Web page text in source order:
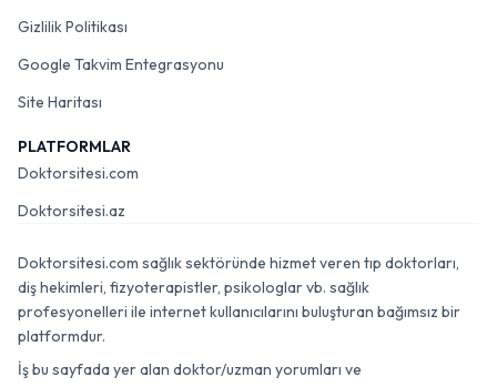
Gizlilik Politikası
Google Takvim Entegrasyonu
Site Haritası
PLATFORMLAR
Doktorsitesi.com
Doktorsitesi.az
Doktorsitesi.com sağlık sektöründe hizmet veren tıp doktorları,
diş hekimleri, fizyoterapistler, psikologlar vb. sağlık
profesyonelleri ile internet kullanıcılarını buluşturan bağımsız bir
platformdur.
İş bu sayfada yer alan doktor/uzman yorumları ve